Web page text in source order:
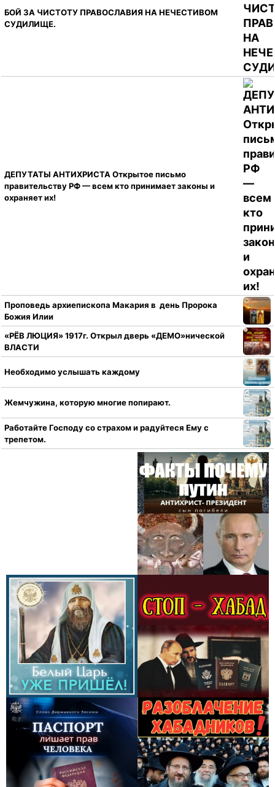
БОЙ ЗА ЧИСТОТУ ПРАВОСЛАВИЯ НА НЕЧЕСТИВОМ
СУДИЛИЩЕ.
ДЕПУТАТЫ АНТИХРИСТА Открытое письмо
правительству РФ — всем кто принимает законы и
охраняет их!
Проповедь архиепископа Макария в день Пророка
Божия Илии
«РЁВ ЛЮЦИЯ» 1917г. Открыл дверь «ДЕМО»нической
ВЛАСТИ
Необходимо услышать каждому
Жемчужина, которую многие попирают.
Работайте Господу со страхом и радуйтеся Ему с
трепетом.